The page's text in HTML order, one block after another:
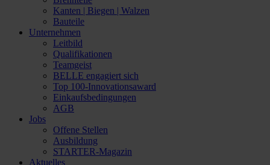
Kanten | Biegen | Walzen
Bauteile
Unternehmen
Leitbild
Qualifikationen
Teamgeist
BELLE engagiert sich
Top 100-Innovationsaward
Einkaufsbedingungen
AGB
Jobs
Offene Stellen
Ausbildung
STARTER-Magazin
Aktuelles